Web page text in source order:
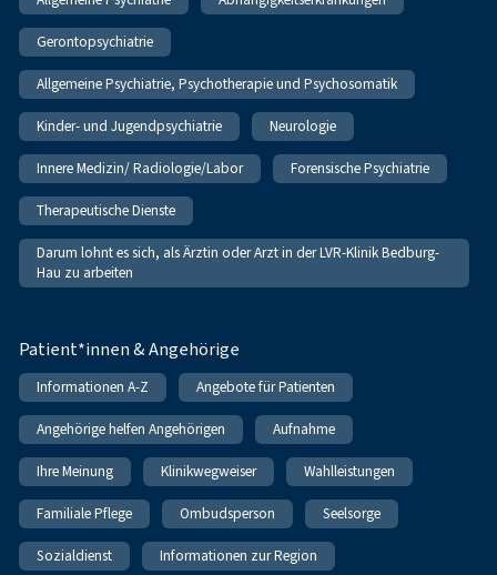
Gerontopsychiatrie
Allgemeine Psychiatrie, Psychotherapie und Psychosomatik
Kinder- und Jugendpsychiatrie Neurologie
Innere Medizin/ Radiologie/Labor Forensische Psychiatrie
Therapeutische Dienste
Darum lohnt es sich, als Ärztin oder Arzt in der LVR-Klinik Bedburg-
Hau zu arbeiten
Patient*innen & Angehörige
Informationen A-Z Angebote für Patienten
Angehörige helfen Angehörigen Aufnahme
Ihre Meinung Klinikwegweiser Wahlleistungen
Familiale Pflege Ombudsperson Seelsorge
Sozialdienst Informationen zur Region